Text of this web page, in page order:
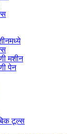
मशीन
पेन
टूल्स